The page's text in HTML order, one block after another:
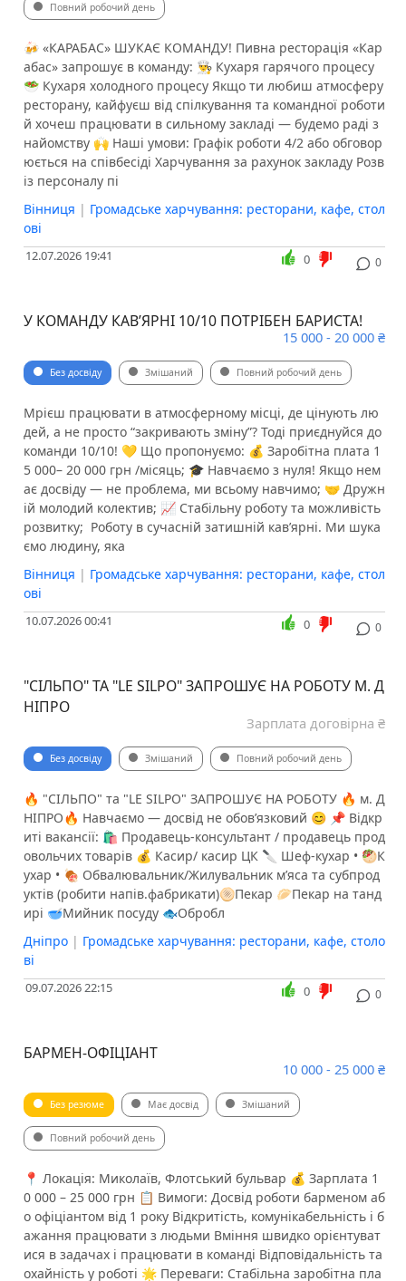
Повний робочий день
🍻 «КАРАБАС» ШУКАЄ КОМАНДУ! Пивна ресторація «Кар
абас» запрошує в команду: 👨‍🍳 Кухаря гарячого процесу
🥗 Кухаря холодного процесу Якщо ти любиш атмосферу
ресторану, кайфуєш від спілкування та командної роботи
й хочеш працювати в сильному закладі — будемо раді з
найомству 🙌 Наші умови: Графік роботи 4/2 або обговор
юється на співбесіді Харчування за рахунок закладу Розв
із персоналу пі
Вінниця | Громадське харчування: ресторани, кафе, стол
ові
12.07.2026 19:41 0
0
У КОМАНДУ КАВ’ЯРНІ 10/10 ПОТРІБЕН БАРИСТА! ️
15 000 - 20 000 ₴
Без досвіду Змішаний Повний робочий день
Мрієш працювати в атмосферному місці, де цінують лю
дей, а не просто “закривають зміну”? Тоді приєднуйся до
команди 10/10! 💛 Що пропонуємо: 💰 Заробітна плата 1
5 000– 20 000 грн /місяць; 🎓 Навчаємо з нуля! Якщо нем
ає досвіду — не проблема, ми всьому навчимо; 🤝 Дружн
ій молодий колектив; 📈 Стабільну роботу та можливість
розвитку; ️ Роботу в сучасній затишній кав’ярні. Ми шука
ємо людину, яка
Вінниця | Громадське харчування: ресторани, кафе, стол
ові
10.07.2026 00:41 0
0
"СІЛЬПО" ТА "LE SILPO" ЗАПРОШУЄ НА РОБОТУ М. Д
НІПРО
Зарплата договірна ₴
Без досвіду Змішаний Повний робочий день
🔥 "СІЛЬПО" та "LE SILPO" ЗАПРОШУЄ НА РОБОТУ 🔥 м. Д
НІПРО🔥 Навчаємо — досвід не обовʼязковий 😊 📌 Відкр
иті вакансії: 🛍 Продавець-консультант / продавець прод
овольчих товарів 💰 Касир/ касир ЦК 🔪 Шеф-кухар • 🥙К
ухар • 🍖 Обвалювальник/Жилувальник м’яса та субпрод
уктів (робити напів.фабрикати)🫓Пекар 🥟Пекар на танд
ирі 🥣Мийник посуду 🐟Обробл
Дніпро | Громадське харчування: ресторани, кафе, столо
ві
09.07.2026 22:15 0
0
БАРМЕН-ОФІЦІАНТ
10 000 - 25 000 ₴
Без резюме Має досвід Змішаний
Повний робочий день
📍 Локація: Миколаїв, Флотський бульвар 💰 Зарплата 1
0 000 – 25 000 грн 📋 Вимоги: Досвід роботи барменом аб
о офіціантом від 1 року Відкритість, комунікабельність і б
ажання працювати з людьми Вміння швидко орієнтуват
ися в задачах і працювати в команді Відповідальність та
охайність у роботі 🌟 Переваги: Стабільна заробітна пла